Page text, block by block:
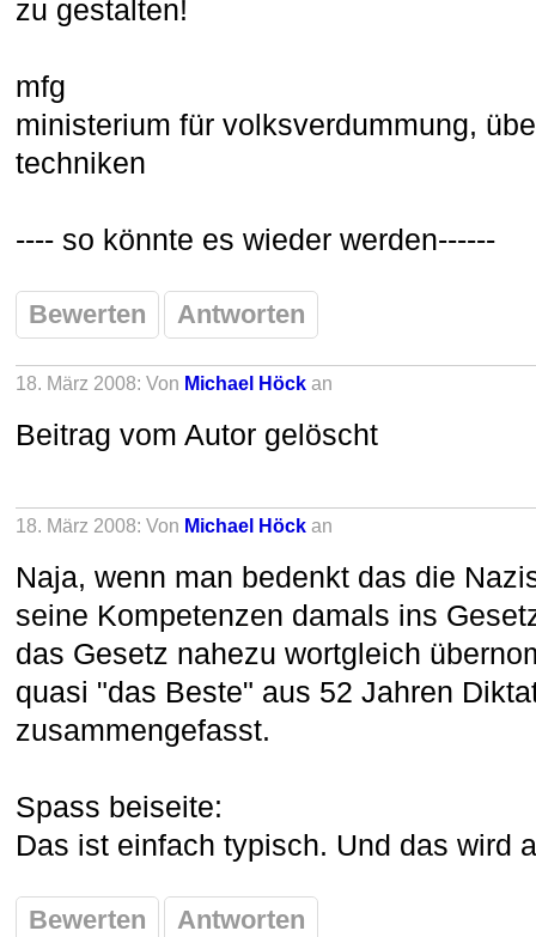
zu gestalten!
mfg
ministerium für volksverdummung,
techniken
---- so könnte es wieder werden------
Bewerten Antworten
18. März 2008: Von Michael Höck an
Beitrag vom Autor gelöscht
18. März 2008: Von Michael Höck an
Naja, wenn man bedenkt das die
seine Kompetenzen damals ins
das Gesetz nahezu wortgleich
quasi "das Beste" aus 52 Jahren
zusammengefasst.
Spass beiseite:
Das ist einfach typisch. Und das wird
Bewerten Antworten